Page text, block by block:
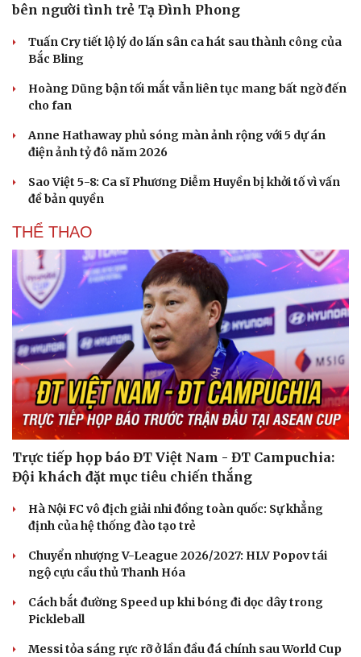
bên người tình trẻ Tạ Đình Phong
Tuấn Cry tiết lộ lý do lấn sân ca hát sau thành công của
Bắc Bling
Hoàng Dũng bận tối mắt vẫn liên tục mang bất ngờ đến
cho fan
Anne Hathaway phủ sóng màn ảnh rộng với 5 dự án
điện ảnh tỷ đô năm 2026
Sao Việt 5-8: Ca sĩ Phương Diễm Huyền bị khởi tố vì vấn
đề bản quyền
THỂ THAO
Trực tiếp họp báo ĐT Việt Nam - ĐT Campuchia:
Đội khách đặt mục tiêu chiến thắng
Hà Nội FC vô địch giải nhi đồng toàn quốc: Sự khẳng
định của hệ thống đào tạo trẻ
Chuyển nhượng V-League 2026/2027: HLV Popov tái
ngộ cựu cầu thủ Thanh Hóa
Cách bắt đường Speed up khi bóng đi dọc dây trong
Pickleball
Messi tỏa sáng rực rỡ ở lần đầu đá chính sau World Cup